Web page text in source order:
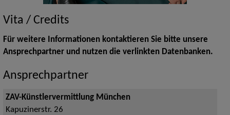
Vita / Credits
Für weitere Informationen kontaktieren Sie bitte unsere
Ansprechpartner und nutzen die verlinkten Datenbanken.
Ansprechpartner
ZAV-Künstlervermittlung München
Kapuzinerstr. 26